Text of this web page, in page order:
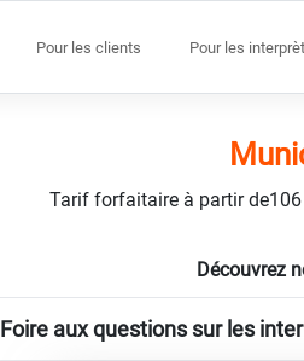
Pour les clients Pour les
Tarif forfaitaire à partir de106
Découvrez
Foire aux questions sur les